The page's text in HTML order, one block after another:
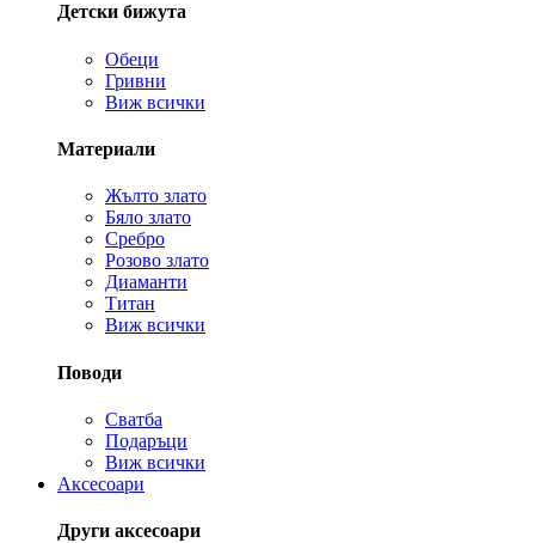
Детски бижута
Обеци
Гривни
Виж всички
Материали
Жълто злато
Бяло злато
Сребро
Розово злато
Диаманти
Титан
Виж всички
Поводи
Сватба
Подаръци
Виж всички
Аксесоари
Други аксесоари